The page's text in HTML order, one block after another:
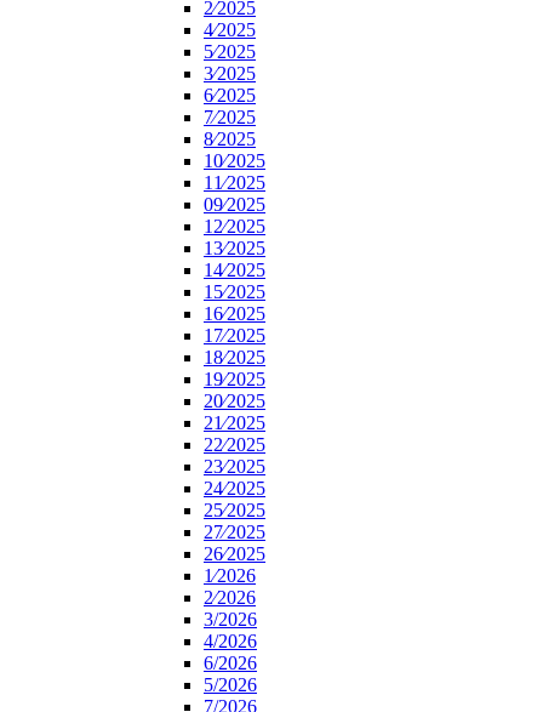
2⁄2025
4⁄2025
5⁄2025
3⁄2025
6⁄2025
7⁄2025
8⁄2025
10⁄2025
11⁄2025
09⁄2025
12⁄2025
13⁄2025
14⁄2025
15⁄2025
16⁄2025
17⁄2025
18⁄2025
19⁄2025
20⁄2025
21⁄2025
22⁄2025
23⁄2025
24⁄2025
25⁄2025
27⁄2025
26⁄2025
1⁄2026
2⁄2026
3/2026
4/2026
6/2026
5/2026
7/2026